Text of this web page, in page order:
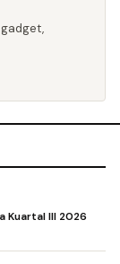
Kuartal III 2026